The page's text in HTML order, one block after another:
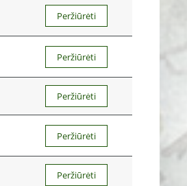
Peržiūrėti
Peržiūrėti
Peržiūrėti
Peržiūrėti
Peržiūrėti